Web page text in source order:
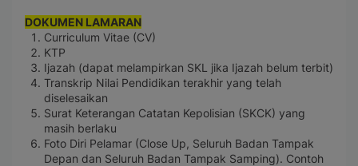
DOKUMEN LAMARAN
Curriculum Vitae (CV)
KTP
Ijazah (dapat melampirkan SKL jika Ijazah belum terbit)
Transkrip Nilai Pendidikan terakhir yang telah
diselesaikan
Surat Keterangan Catatan Kepolisian (SKCK) yang
masih berlaku
Foto Diri Pelamar (Close Up, Seluruh Badan Tampak
Depan dan Seluruh Badan Tampak Samping). Contoh